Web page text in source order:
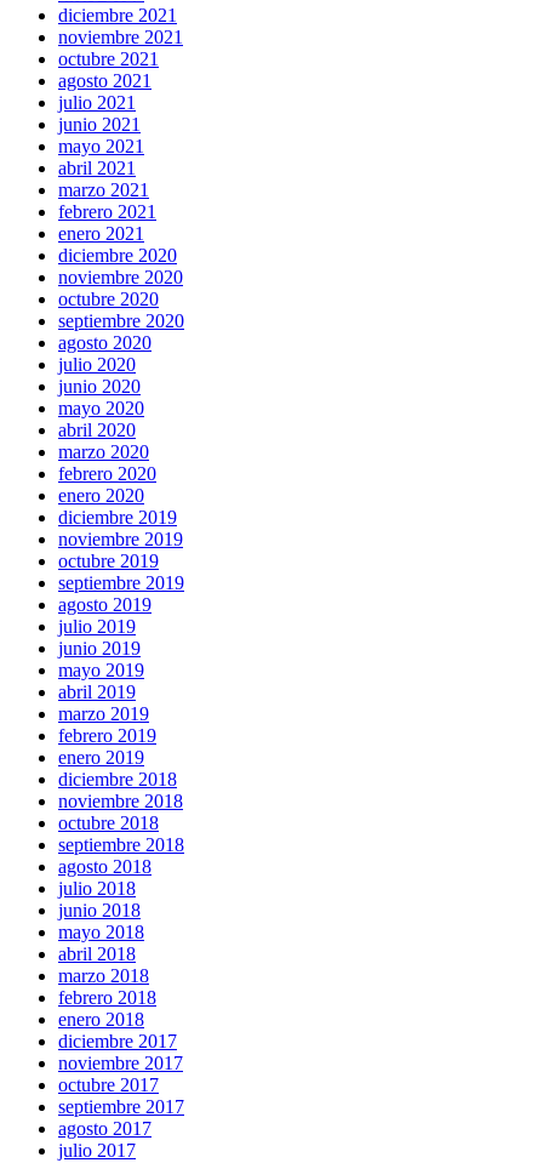
diciembre 2021
noviembre 2021
octubre 2021
agosto 2021
julio 2021
junio 2021
mayo 2021
abril 2021
marzo 2021
febrero 2021
enero 2021
diciembre 2020
noviembre 2020
octubre 2020
septiembre 2020
agosto 2020
julio 2020
junio 2020
mayo 2020
abril 2020
marzo 2020
febrero 2020
enero 2020
diciembre 2019
noviembre 2019
octubre 2019
septiembre 2019
agosto 2019
julio 2019
junio 2019
mayo 2019
abril 2019
marzo 2019
febrero 2019
enero 2019
diciembre 2018
noviembre 2018
octubre 2018
septiembre 2018
agosto 2018
julio 2018
junio 2018
mayo 2018
abril 2018
marzo 2018
febrero 2018
enero 2018
diciembre 2017
noviembre 2017
octubre 2017
septiembre 2017
agosto 2017
julio 2017